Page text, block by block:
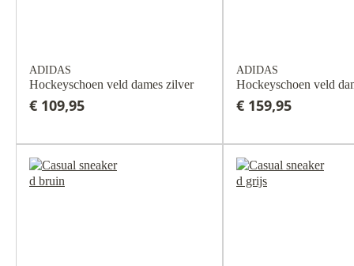
ADIDAS
Hockeyschoen veld dames zilver
€ 109,95
ADIDAS
Hockeyschoen veld
€ 159,95